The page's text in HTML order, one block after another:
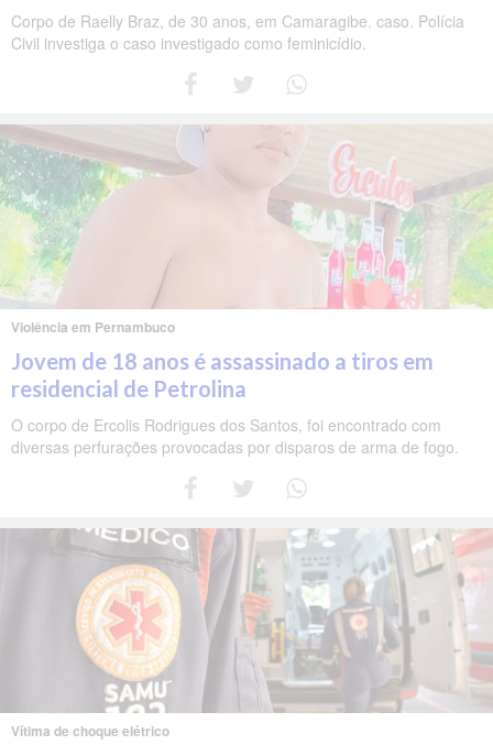
Corpo de Raelly Braz, de 30 anos, em Camaragibe. caso. Polícia
Civil investiga o caso investigado como feminicídio.
Violência em Pernambuco
Jovem de 18 anos é assassinado a tiros em
residencial de Petrolina
O corpo de Ercolis Rodrigues dos Santos, foi encontrado com
diversas perfurações provocadas por disparos de arma de fogo.
Vítima de choque elétrico